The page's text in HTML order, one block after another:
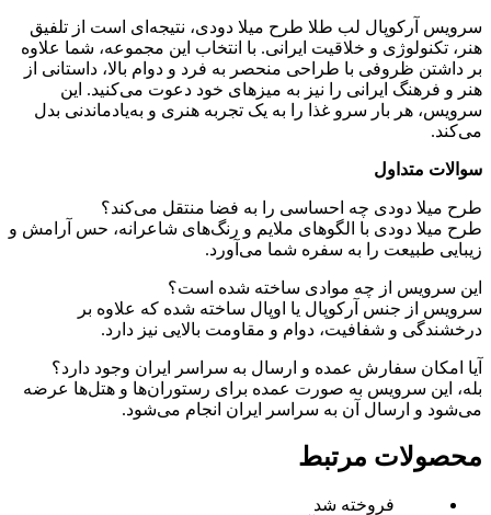
سرویس آرکوپال لب طلا طرح میلا دودی، نتیجه‌ای است از تلفیق
هنر، تکنولوژی و خلاقیت ایرانی. با انتخاب این مجموعه، شما علاوه
بر داشتن ظروفی با طراحی منحصر به فرد و دوام بالا، داستانی از
هنر و فرهنگ ایرانی را نیز به میزهای خود دعوت می‌کنید. این
سرویس، هر بار سرو غذا را به یک تجربه هنری و به‌یادماندنی بدل
می‌کند.
سوالات متداول
طرح میلا دودی چه احساسی را به فضا منتقل می‌کند؟
طرح میلا دودی با الگوهای ملایم و رنگ‌های شاعرانه، حس آرامش و
زیبایی طبیعت را به سفره شما می‌آورد.
این سرویس از چه موادی ساخته شده است؟
سرویس از جنس آرکوپال یا اوپال ساخته شده که علاوه بر
درخشندگی و شفافیت، دوام و مقاومت بالایی نیز دارد.
آیا امکان سفارش عمده و ارسال به سراسر ایران وجود دارد؟
بله، این سرویس به صورت عمده برای رستوران‌ها و هتل‌ها عرضه
می‌شود و ارسال آن به سراسر ایران انجام می‌شود.
محصولات مرتبط
فروخته شد